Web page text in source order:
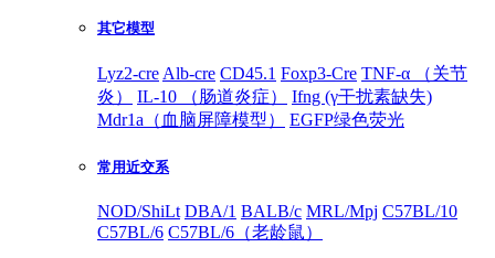
其它模型
Lyz2-cre Alb-cre CD45.1 Foxp3-Cre TNF-α （关节
炎）
IL-10 （肠道炎症）
Ifng (γ干扰素缺失)
Mdr1a（血脑屏障模型）
EGFP绿色荧光
常用近交系
NOD/ShiLt DBA/1 BALB/c MRL/Mpj C57BL/10
C57BL/6 C57BL/6（老龄鼠）